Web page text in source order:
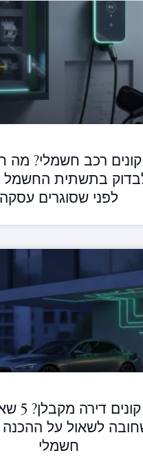
קונים רכב חשמלי? מה
בתשתית החשמל
לפני שסוגרים עסקה
קונים
לשאול על
חשמלי